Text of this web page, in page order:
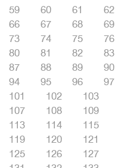
59
60 61 62
66
67 68 69
73
74 75 76
80
81 82 83
87
88 89 90
94
95 96 97
101
102 103
107
108 109
113
114 115
119
120 121
125
126 127